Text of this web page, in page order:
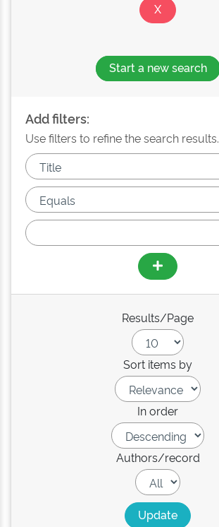
Start a new search
Add filters:
Use filters to refine the search results.
Results/Page
Sort items by
In order
Authors/record